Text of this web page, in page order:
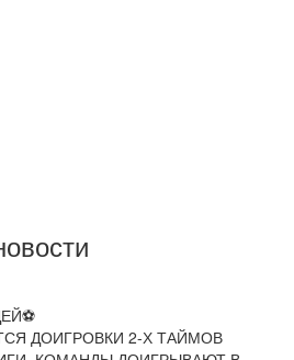
ДОИГРОВКИ 2-Х ТАЙМОВ